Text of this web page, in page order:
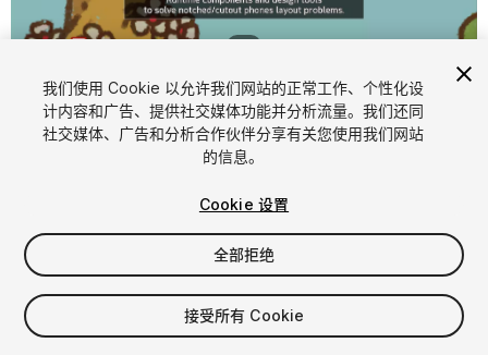
FREE
15viewsin the past week
我们使用 Cookie 以允许我们网站的正常工作、个性化设
计内容和广告、提供社交媒体功能并分析流量。我们还同
社交媒体、广告和分析合作伙伴分享有关您使用我们网站
的信息。
Cookie 设置
全部拒绝
接受所有 Cookie